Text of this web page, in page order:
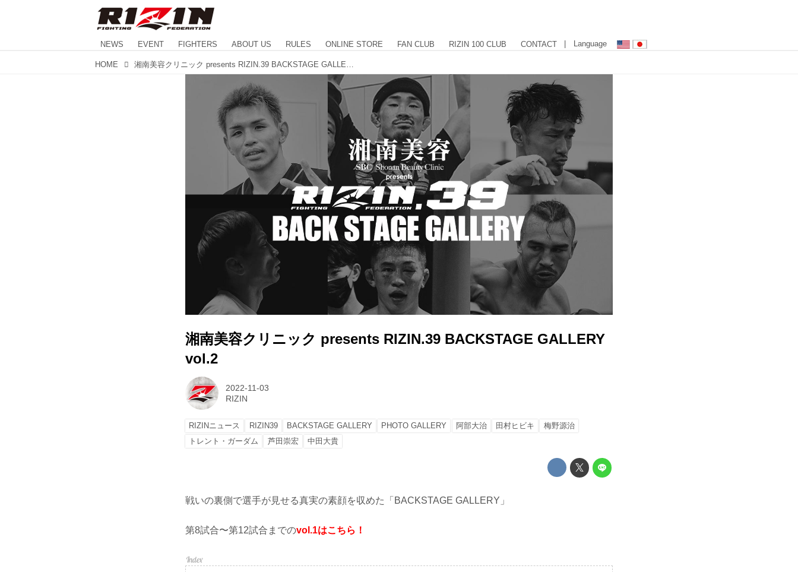
NEWS EVENT FIGHTERS ABOUT US RULES ONLINE STORE FAN CLUB RIZIN 100 CLUB CONTACT | Language
HOME
湘南美容クリニック presents RIZIN.39 BACKSTAGE GALLERY
vol.2
2022-11-03
RIZIN
RIZINニュース RIZIN39 BACKSTAGE GALLERY PHOTO GALLERY 阿部大治 田村ヒビキ
梅野源治
トレント・ガーダム
芦田崇宏 中田大貴
戦いの裏側で選手が見せる真実の素顔を収めた「BACKSTAGE GALLERY」
第8試合〜第12試合までのvol.1はこちら！